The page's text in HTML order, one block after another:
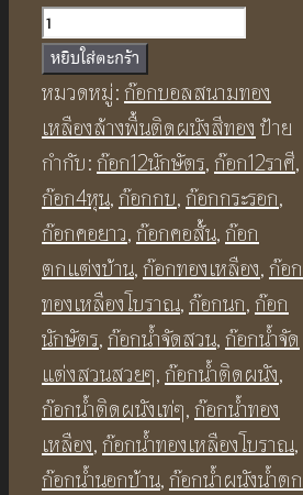
was:
฿1,890.00.
is:
จำนวน
ก๊อก
น้ำ
ล้าง
พื้น
ทอง
เหลือง
รูป
นก
BF01
Bird
Brass
Faucet
ชิ้น
หยิบใส่ตะกร้า
หมวดหมู่:ก๊อกบอลสนามทอง
เหลืองล้างพื้นติดผนังสีทอง ป้าย
กำกับ:ก๊อก12นักษัตร,ก๊อก12ราศี,
ก๊อก4หุน,ก๊อกกบ,ก๊อกกระรอก,
ก๊อกคอยาว,ก๊อกคอสั้น,ก๊อก
ตกแต่งบ้าน,ก๊อกทองเหลือง,ก๊อก
ทองเหลืองโบราณ,ก๊อกนก,ก๊อก
นักษัตร,ก๊อกน้ำจัดสวน,ก๊อกน้ำจัด
แต่งสวนสวยๆ,ก๊อกน้ำติดผนัง,
ก๊อกน้ำติดผนังเท่ๆ,ก๊อกน้ำทอง
เหลือง,ก๊อกน้ำทองเหลืองโบราณ,
ก๊อกน้ำนอกบ้าน,ก๊อกน้ำผนังน้ำตก